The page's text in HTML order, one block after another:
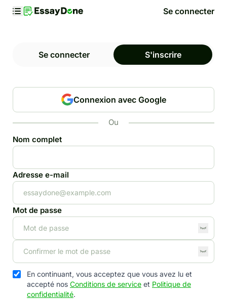
Se connecter
Se connecter S'inscrire
Connexion avec Google
Ou
Nom complet
Adresse e-mail
Mot de passe
En continuant, vous acceptez que vous avez lu et
accepté nos Conditions de service et Politique de
confidentialité.